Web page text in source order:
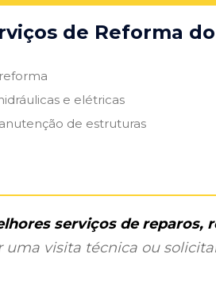
de Reforma
e elétricas
de estruturas
serviços de reparos,
visita técnica ou